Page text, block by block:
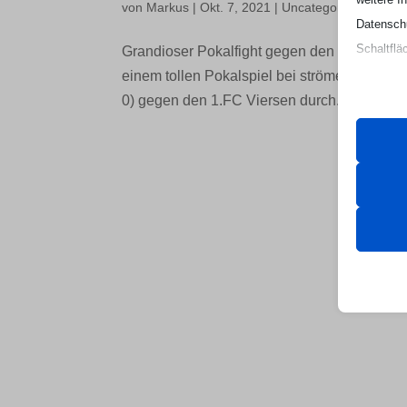
von Markus |Okt. 7, 2021 | Uncategorized
Grandioser Pokalfight gegen den
einem tollen Pokalspiel bei strömendem
0) gegen den 1.FC Viersen durch. Mit
und die